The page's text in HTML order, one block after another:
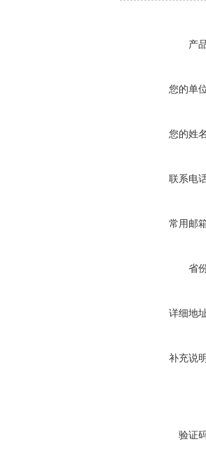
产
您的单
您的姓
联系电
常用邮
省
详细地
补充说
验证